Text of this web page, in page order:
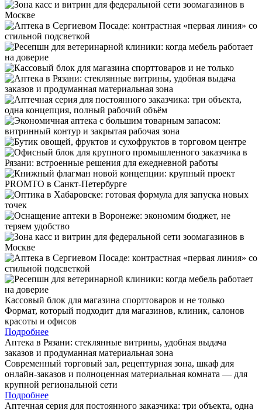
Кассовый блок для магазина спорттоваров и не только
Формат, который подходит для магазинов, клиник, салонов
красоты и офисов
Подробнее
Аптека в Рязани: стеклянные витрины, удобная выдача
заказов и продуманная материальная зона
Современный торговый зал, рецептурная зона, шкаф для
онлайн-заказов и полноценная материальная комната — для
крупной региональной сети
Подробнее
Аптечная серия для постоянного заказчика: три объекта, одна